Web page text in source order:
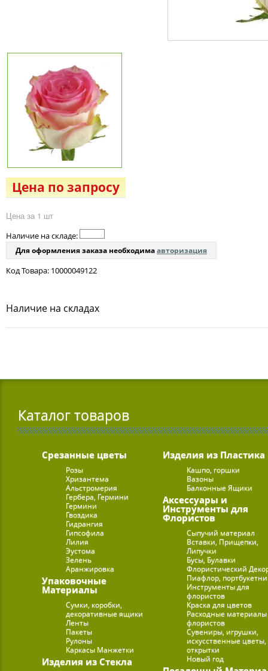
Цена по запросу
Цена за 1 шт
Наличие на складе:
Для оформления заказа необходимаавторизация
Код Товара: 10000049122
Наличие на складах
Каталог товаров
Срезанные цветы
Розы
Хризантема
Альстромерия
Гербера, Гермини
Гермини
Гвоздика
Гидрангия
Гипсофила
Лилия
Эустома
Зелень
Аранжировка
Упаковочные
Материалы
Сумки, коробки,
декоративные ящики
Ленты
Пакеты
Рулоны
Каркасы Манжетки
Изделия из Стекла
Изделия из Пластика
Кашпо, горшки
Вазоны
Балконные Ящики
Аксессуары и
Инструменты для
Флористов
Сыпучий материал
Вставки, Прищепки,
Липучки
Бусы, Булавки
Флористический
Пиафлор,
Инструменты для
флористов
Краска для цветов
Расходные
флористов
Сувениры, игрушки,
искусственные цветы,
открытки
Новый год